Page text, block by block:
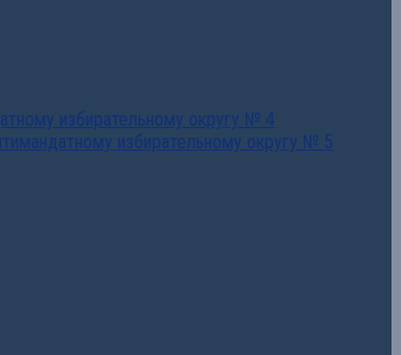
избирательному округу № 4
избирательному округу № 5